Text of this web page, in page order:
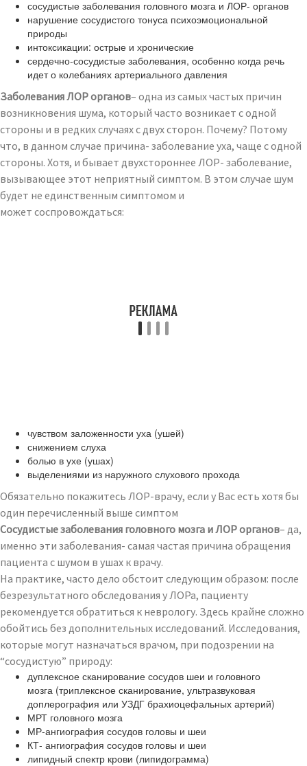
сосудистые заболевания головного мозга и ЛОР- органов
нарушение сосудистого тонуса психоэмоциональной
природы
интоксикации: острые и хронические
сердечно-сосудистые заболевания, особенно когда речь
идет о колебаниях артериального давления
Заболевания ЛОР органов– одна из самых частых причин
возникновения шума, который часто возникает с одной
стороны и в редких случаях с двух сторон. Почему? Потому
что, в данном случае причина- заболевание уха, чаще с одной
стороны. Хотя, и бывает двухстороннее ЛОР- заболевание,
вызывающее этот неприятный симптом. В этом случае шум
будет не единственным симптомом и
может соспровождаться:
чувством заложенности уха (ушей)
снижением слуха
болью в ухе (ушах)
выделениями из наружного слухового прохода
Обязательно покажитесь ЛОР-врачу, если у Вас есть хотя бы
один перечисленный выше симптом
Сосудистые заболевания головного мозга и ЛОР органов– да,
именно эти заболевания- самая частая причина обращения
пациента с шумом в ушах к врачу.
На практике, часто дело обстоит следующим образом: после
безрезультатного обследования у ЛОРа, пациенту
рекомендуется обратиться к неврологу. Здесь крайне сложно
обойтись без дополнительных исследований. Исследования,
которые могут назначаться врачом, при подозрении на
“сосудистую” природу:
дуплексное сканирование сосудов шеи и головного
мозга (триплексное сканирование, ультразвуковая
доплерография или УЗДГ брахиоцефальных артерий)
МРТ головного мозга
МР-ангиография сосудов головы и шеи
КТ- ангиография сосудов головы и шеи
липидный спектр крови (липидограмма)